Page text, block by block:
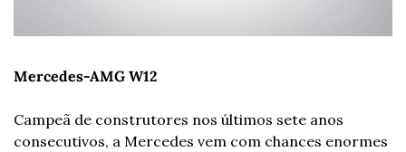
Mercedes-AMG W12
Campeã de construtores nos últimos sete anos
consecutivos, a Mercedes vem com chances enormes